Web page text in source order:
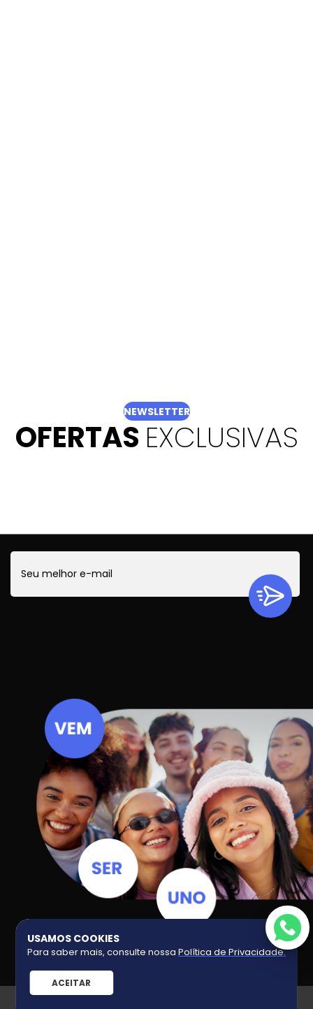
USAMOS COOKIES
Para saber mais, consulte nossaPolítica de Privacidade.
ACEITAR
NEWSLETTER
OFERTAS EXCLUSIVAS